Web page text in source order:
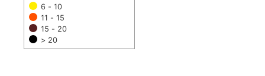
6 - 10
11 - 15
15 - 20
> 20